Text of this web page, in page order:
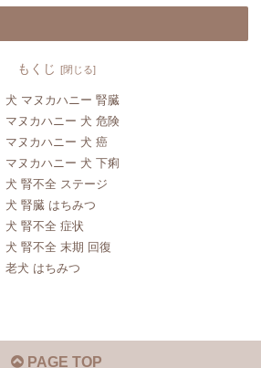
もくじ
犬 マヌカハニー 腎臓
マヌカハニー 犬 危険
マヌカハニー 犬 癌
マヌカハニー 犬 下痢
犬 腎不全 ステージ
犬 腎臓 はちみつ
犬 腎不全 症状
犬 腎不全 末期 回復
老犬 はちみつ
PAGE TOP